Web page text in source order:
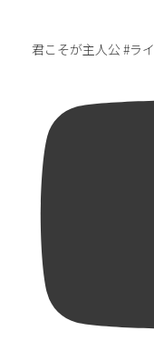
君こそが主人公 #ラ